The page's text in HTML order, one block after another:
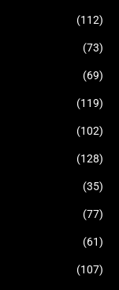
(112)
(73)
(69)
(119)
(102)
(128)
(35)
(77)
(61)
(107)